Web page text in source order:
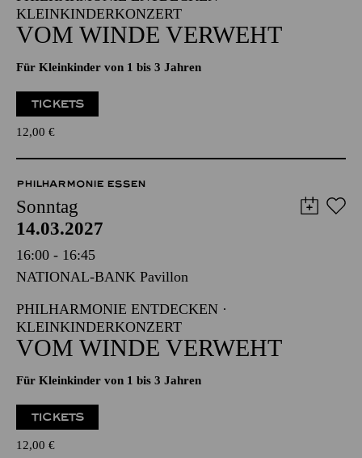
NATIONAL-BANK Pavillon
PHILHARMONIE ENTDECKEN ·
KLEINKINDERKONZERT
Für Kleinkinder von 1 bis 3 Jahren
12,00€
PHILHARMONIE ESSEN
Sonntag
14.03.2027
16:00 - 16:45
NATIONAL-BANK Pavillon
PHILHARMONIE ENTDECKEN ·
KLEINKINDERKONZERT
Für Kleinkinder von 1 bis 3 Jahren